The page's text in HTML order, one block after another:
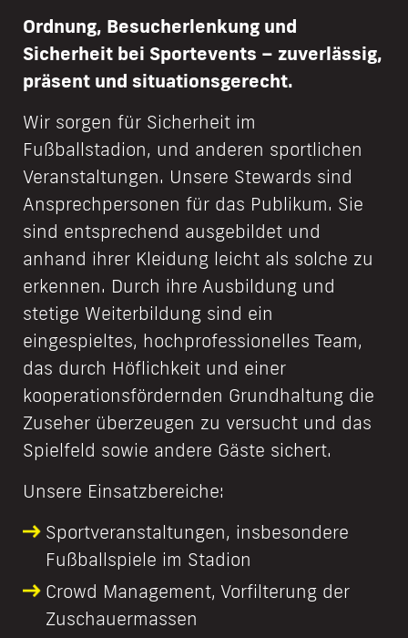
Ordnung, Besucherlenkung und
Sicherheit bei Sportevents – zuverlässig,
präsent und situationsgerecht.
Wir sorgen für Sicherheit im
Fußballstadion, und anderen sportlichen
Veranstaltungen. Unsere Stewards sind
Ansprechpersonen für das Publikum. Sie
sind entsprechend ausgebildet und
anhand ihrer Kleidung leicht als solche zu
erkennen. Durch ihre Ausbildung und
stetige Weiterbildung sind ein
eingespieltes, hochprofessionelles Team,
das durch Höflichkeit und einer
kooperationsfördernden Grundhaltung die
Zuseher überzeugen zu versucht und das
Spielfeld sowie andere Gäste sichert.
Unsere Einsatzbereiche:
Sportveranstaltungen, insbesondere
Fußballspiele im Stadion
Crowd Management, Vorfilterung der
Zuschauermassen